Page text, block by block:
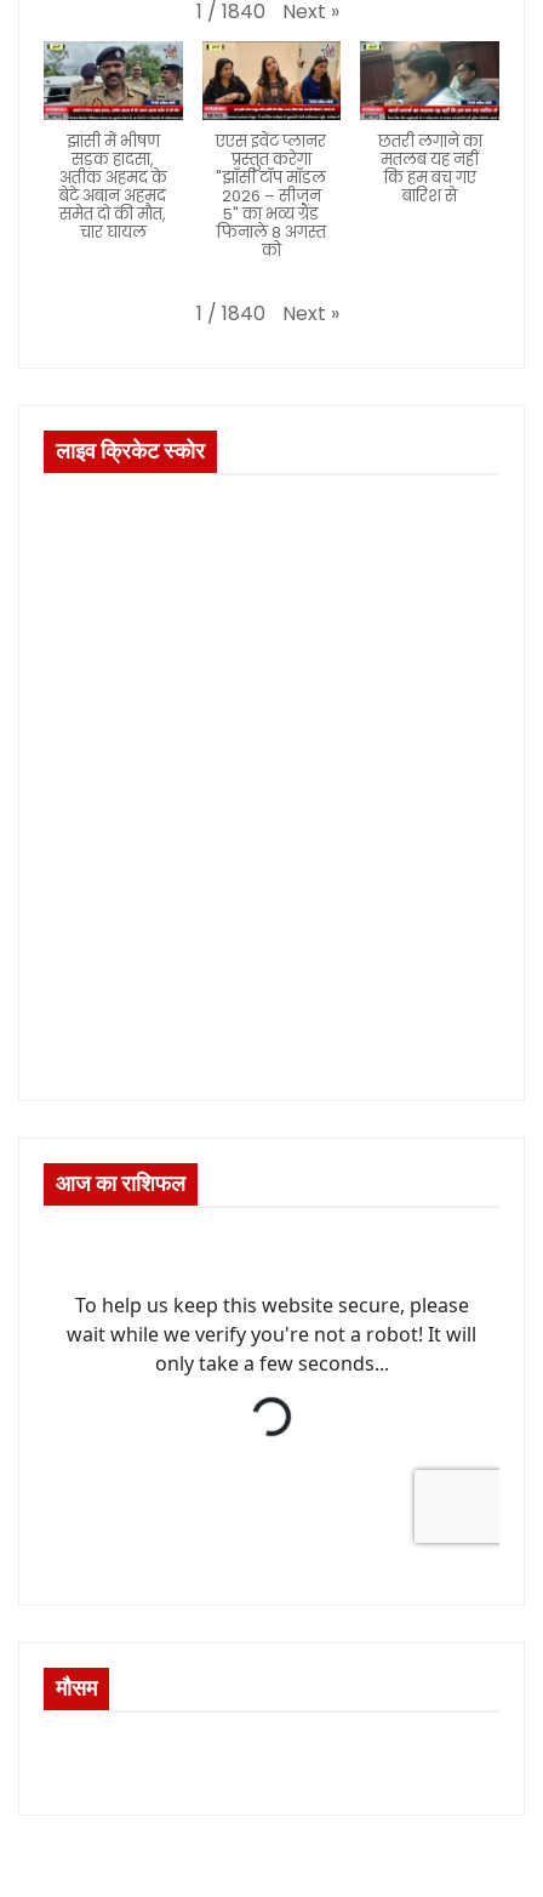
1 / 1840 Next »
झांसी में भीषण
सड़क हादसा,
अतीक अहमद के
बेटे अबान अहमद
समेत दो की मौत,
चार घायल
एएस इवेंट प्लानर
प्रस्तुत करेगा
"झाँसी टॉप मॉडल
2026 – सीजन
5" का भव्य ग्रैंड
फिनाले 8 अगस्त
को
छतरी लगाने का
मतलब यह नहीं
कि हम बच गए
बारिश से
1 / 1840 Next »
लाइव क्रिकेट स्कोर
आज का राशिफल
मौसम